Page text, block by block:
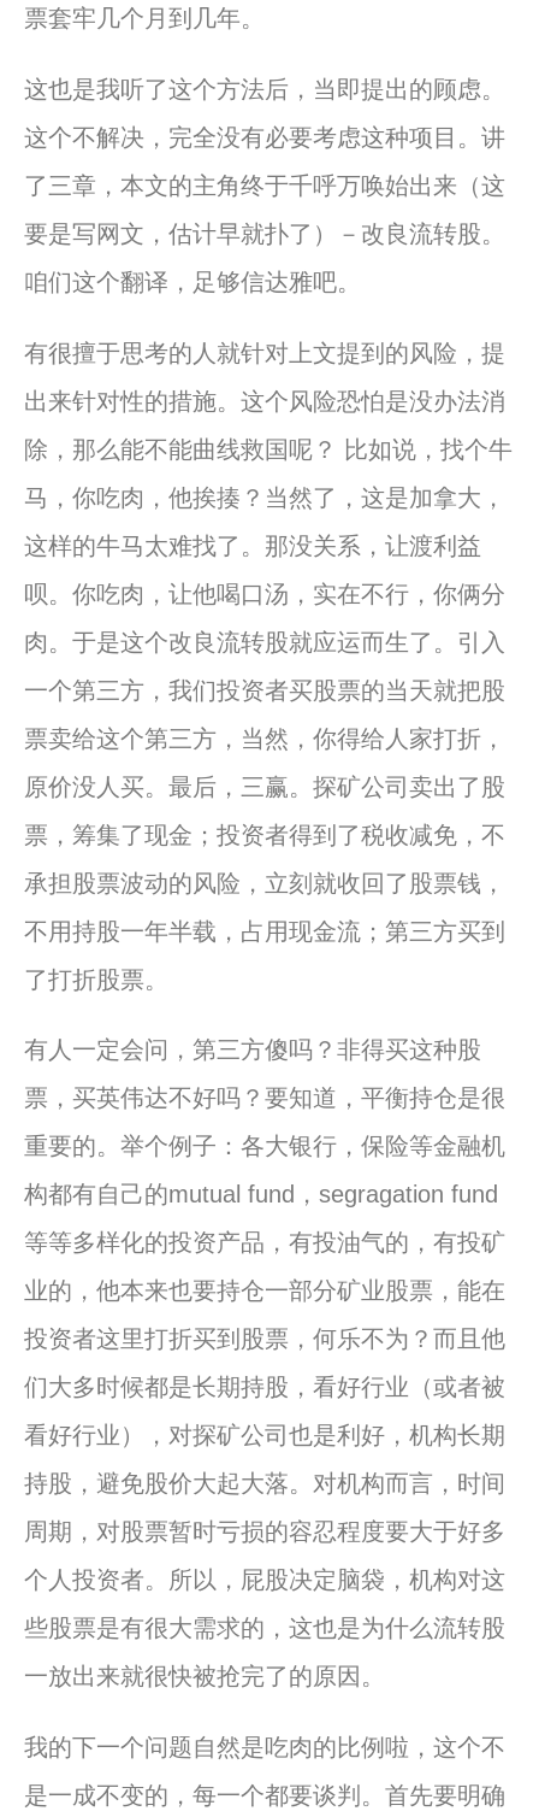
票套牢几个月到几年。
这也是我听了这个方法后，当即提出的顾虑。
这个不解决，完全没有必要考虑这种项目。讲
了三章，本文的主角终于千呼万唤始出来（这
要是写网文，估计早就扑了）－改良流转股。
咱们这个翻译，足够信达雅吧。
有很擅于思考的人就针对上文提到的风险，提
出来针对性的措施。这个风险恐怕是没办法消
除，那么能不能曲线救国呢？ 比如说，找个牛
马，你吃肉，他挨揍？当然了，这是加拿大，
这样的牛马太难找了。那没关系，让渡利益
呗。你吃肉，让他喝口汤，实在不行，你俩分
肉。于是这个改良流转股就应运而生了。引入
一个第三方，我们投资者买股票的当天就把股
票卖给这个第三方，当然，你得给人家打折，
原价没人买。最后，三赢。探矿公司卖出了股
票，筹集了现金；投资者得到了税收减免，不
承担股票波动的风险，立刻就收回了股票钱，
不用持股一年半载，占用现金流；第三方买到
了打折股票。
有人一定会问，第三方傻吗？非得买这种股
票，买英伟达不好吗？要知道，平衡持仓是很
重要的。举个例子：各大银行，保险等金融机
构都有自己的mutual fund，segragation fund
等等多样化的投资产品，有投油气的，有投矿
业的，他本来也要持仓一部分矿业股票，能在
投资者这里打折买到股票，何乐不为？而且他
们大多时候都是长期持股，看好行业（或者被
看好行业），对探矿公司也是利好，机构长期
持股，避免股价大起大落。对机构而言，时间
周期，对股票暂时亏损的容忍程度要大于好多
个人投资者。所以，屁股决定脑袋，机构对这
些股票是有很大需求的，这也是为什么流转股
一放出来就很快被抢完了的原因。
我的下一个问题自然是吃肉的比例啦，这个不
是一成不变的，每一个都要谈判。首先要明确